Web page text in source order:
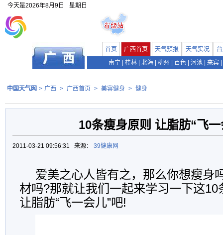
今天是2026年8月9日 星期日
首页 广西首页 天气预报 天气实况
南宁
桂林 北海 柳州 百色 河池 来宾
中国天气网 > 广西 > 广西首页 > 美容健身 > 健身
10条瘦身原则 让脂肪“飞一
2011-03-21 09:56:31 来源： 39健康网
爱美之心人皆有之，那么你想瘦身
材吗?那就让我们一起来学习一下这10
让脂肪“飞一会儿”吧!